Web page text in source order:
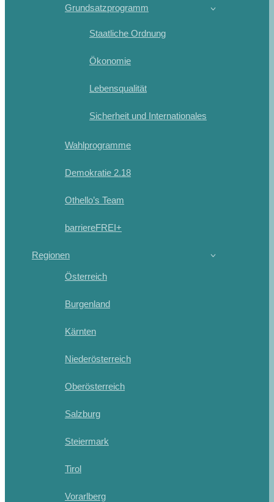
Grundsatzprogramm
Staatliche Ordnung
Ökonomie
Lebensqualität
Sicherheit und Internationales
Wahlprogramme
Demokratie 2.18
Othello’s Team
barriereFREI+
Regionen
Österreich
Burgenland
Kärnten
Niederösterreich
Oberösterreich
Salzburg
Steiermark
Tirol
Vorarlberg